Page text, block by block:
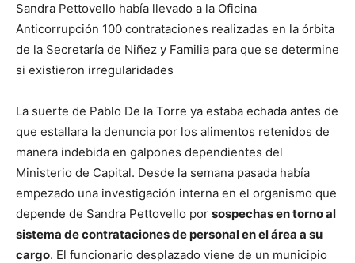
Sandra Pettovello había llevado a la Oficina
Anticorrupción 100 contrataciones realizadas en la órbita
de la Secretaría de Niñez y Familia para que se determine
si existieron irregularidades
La suerte de Pablo De la Torre ya estaba echada antes de
que estallara la denuncia por los alimentos retenidos de
manera indebida en galpones dependientes del
Ministerio de Capital. Desde la semana pasada había
empezado una investigación interna en el organismo que
depende de Sandra Pettovello por sospechas en torno al
sistema de contrataciones de personal en el área a su
cargo. El funcionario desplazado viene de un municipio